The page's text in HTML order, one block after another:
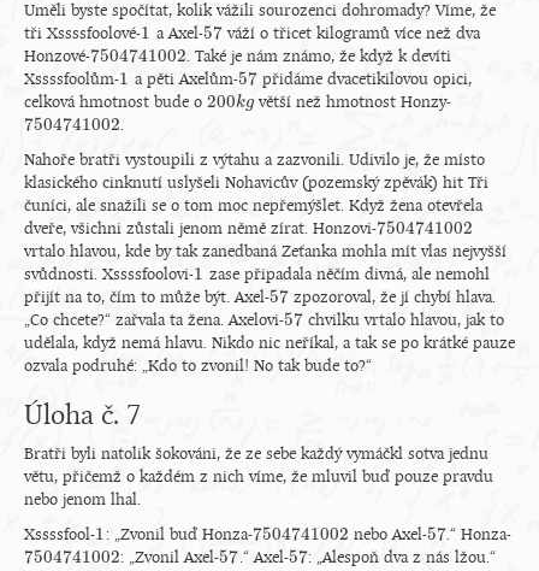
Uměli byste spočítat, kolik vážili sourozenci dohromady? Víme, že
tři Xssssfoolové-1
1 a Axel-57
57váží o třicet kilogramů více než dva
Honzové-7504741002
7504741002
. Také je nám známo, že když k devíti
Xssssfoolům-1
1 a pěti Axelům-57
57přidáme dvacetikilovou opici,
celková hmotnost bude o 200kg
200kg větší než hmotnost Honzy-
7504741002
7504741002
.
Nahoře bratři vystoupili z výtahu a zazvonili. Udivilo je, že místo
klasického cinknutí uslyšeli Nohavicův (pozemský zpěvák) hit Tři
čuníci, ale snažili se o tom moc nepřemýšlet. Když žena otevřela
dveře, všichni zůstali jenom němě zírat. Honzovi-7504741002
7504741002
vrtalo hlavou, kde by tak zanedbaná Zeťanka mohla mít vlas nejvyšší
svůdnosti. Xssssfoolovi-1
1 zase připadala něčím divná, ale nemohl
přijít na to, čím to může být. Axel-57
57 zpozoroval, že jí chybí hlava.
„Co chcete?“ zařvala ta žena. Axelovi-57
57 chvilku vrtalo hlavou, jak to
udělala, když nemá hlavu. Nikdo nic neříkal, a tak se po krátké pauze
ozvala podruhé: „Kdo to zvonil! No tak bude to?“
Úloha č. 7
Bratři byli natolik šokováni, že ze sebe každý vymáčkl sotva jednu
větu, přičemž o každém z nich víme, že mluvil buď pouze pravdu
nebo jenom lhal.
Xssssfool-1
1: „Zvonil buď Honza-7504741002
7504741002 nebo Axel-57
57.“ Honza-
7504741002
7504741002 : „Zvonil Axel-57
57.“ Axel-57
57: „Alespoň dva z nás lžou.“